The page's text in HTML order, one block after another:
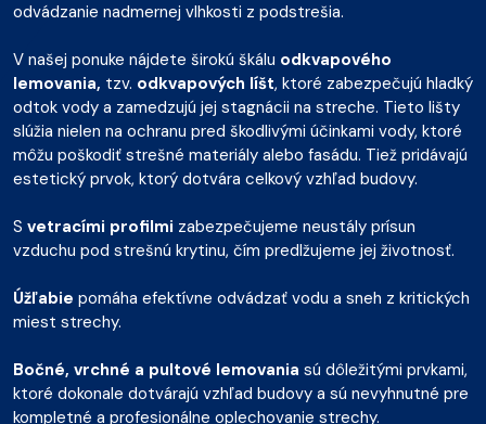
odvádzanie nadmernej vlhkosti z podstrešia.
V našej ponuke nájdete širokú škálu odkvapového
lemovania, tzv. odkvapových líšt, ktoré zabezpečujú hladký
odtok vody a zamedzujú jej stagnácii na streche. Tieto lišty
slúžia nielen na ochranu pred škodlivými účinkami vody, ktoré
môžu poškodiť strešné materiály alebo fasádu. Tiež pridávajú
estetický prvok, ktorý dotvára celkový vzhľad budovy.
S vetracími profilmi zabezpečujeme neustály prísun
vzduchu pod strešnú krytinu, čím predlžujeme jej životnosť.
Úžľabie pomáha efektívne odvádzať vodu a sneh z kritických
miest strechy.
Bočné, vrchné a pultové lemovania sú dôležitými prvkami,
ktoré dokonale dotvárajú vzhľad budovy a sú nevyhnutné pre
kompletné a profesionálne oplechovanie strechy.